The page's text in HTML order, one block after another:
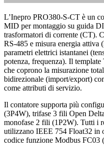
L’Inepro PRO380-S-CT è un
MID per montaggio su guida
trasformatori di corrente (CT).
RS-485 e misura energia attiva
parametri elettrici istantanei
potenza, frequenza). Il
che coprono la misurazione
bidirezionale (import/export)
come attributi di servizio.
Il contatore supporta più
(3P4W), trifase 3 fili Open
monofase 2 fili (1P2W). Tutti i
utilizzano IEEE 754 Float32 in
codice funzione Modbus FC03